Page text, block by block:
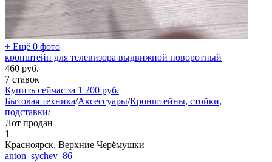
+ Ещё 0 фото
кронштейн для телевизора выдвижной поворотный
460 руб.
7 ставок
Купить сейчас за 1 200 руб.
Бытовая техника/Аксессуары/Кронштейны, стойки,
подставки/
Лот продан
1
Красноярск, Верхние Черёмушки
anton_sychev_86